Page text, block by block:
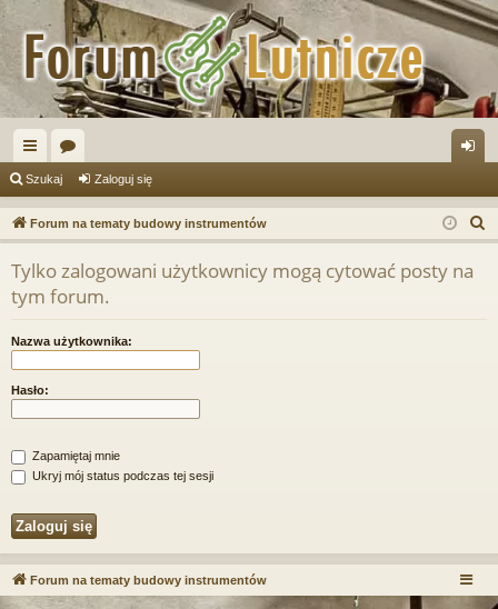
ię
ce
j
…
or
a og
uj
si
Szukaj Zaloguj się
Forum na tematy budowy instrumentów
z
Tylko zalogowani użytkownicy mogą cytować posty na
tym forum.
Nazwa użytkownika:
Hasło:
Zapamiętaj mnie
Ukryj mój status podczas tej sesji
Forum na tematy budowy instrumentów